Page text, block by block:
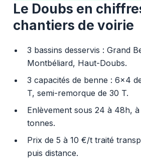
Le Doubs en
chantiers de voirie
3 bassins desservis : Grand
Montbéliard, Haut-Doubs.
3 capacités de benne : 6x4
T, semi-remorque de 30 T.
Enlèvement sous 24 à 48h,
tonnes.
Prix de 5 à 10 €/t traité
puis distance.